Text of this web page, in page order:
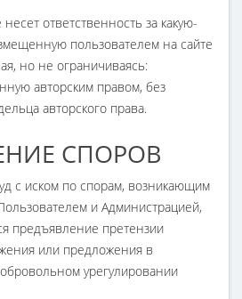
ответственность за какую-
пользователем на сайте
но не ограничиваясь:
авторским правом, без
авторского права.
СПОРОВ
с иском по спорам, возникающим
и Администрацией,
предъявление претензии
или предложения в
урегулировании